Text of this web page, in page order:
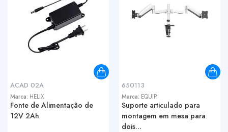
ACAD 02A
Marca: HELIX
Fonte de Alimentação de
12V 2Ah
650113
Marca: EQUIP
Suporte articulado para
montagem em mesa para
dois...